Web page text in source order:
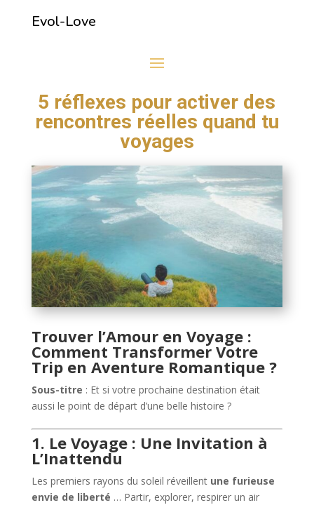
Evol-Love
5 réflexes pour activer des
rencontres réelles quand tu
voyages
Trouver l’Amour en Voyage :
Comment Transformer Votre
Trip en Aventure Romantique ?
Sous-titre : Et si votre prochaine destination était
aussi le point de départ d’une belle histoire ?
1. Le Voyage : Une Invitation à
L’Inattendu
Les premiers rayons du soleil réveillent une furieuse
envie de liberté … Partir, explorer, respirer un air